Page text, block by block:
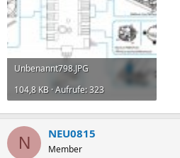
Unbenannt798.JPG
104,8 KB · Aufrufe: 323
N NEU0815
Member